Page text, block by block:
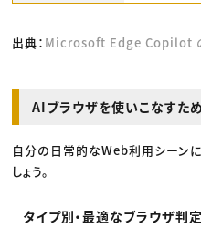
出典： Microsoft Edge Copilot
AIブラウザを使いこなすた
自分の日常的なWeb利用シーン
しょう。
タイプ別・最適なブラウザ判定